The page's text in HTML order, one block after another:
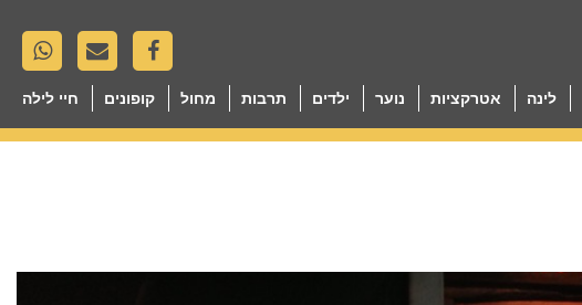
לינה אטרקציות נוער ילדים תרבות מחול קופונים חיי לילה